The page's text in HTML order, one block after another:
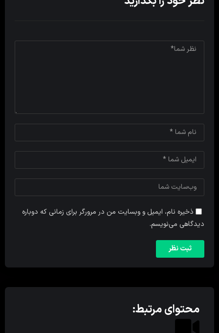
ذخیره نام، ایمیل و وبسایت من در مرورگر برای زمانی که دوباره
دیدگاهی می‌نویسم.
محتوای مرتبط: